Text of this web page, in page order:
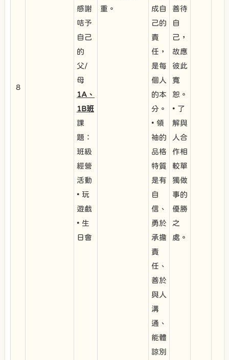
8
感謝
咭予
自己
的
父/
母
1A、
1B班
課
題：
班級
經營
活動
• 玩
遊戲
• 生
日會
重。
成自
己的
責
任，
是每
個人
的本
分。
• 領
袖的
品格
特質
是有
自
信、
勇於
承擔
責
任、
善於
與人
溝
通、
能體
諒別
善待
自
己，
故應
彼此
寬
恕。
• 了
解與
人合
作相
較單
獨做
事的
優勝
之
處。